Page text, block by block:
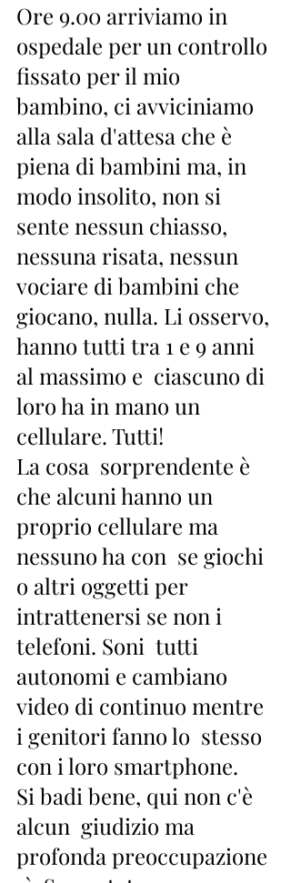
Ore 9.00 arriviamo in
ospedale per un controllo
fissato per il mio
bambino, ci avviciniamo
alla sala d'attesa che è
piena di bambini ma, in
modo insolito, non si
sente nessun chiasso,
nessuna risata, nessun
vociare di bambini che
giocano, nulla. Li osservo,
hanno tutti tra 1 e 9 anni
al massimo e  ciascuno di
loro ha in mano un
cellulare. Tutti!
La cosa  sorprendente è
che alcuni hanno un
proprio cellulare ma
nessuno ha con  se giochi
o altri oggetti per
intrattenersi se non i
telefoni. Soni  tutti
autonomi e cambiano
video di continuo mentre
i genitori fanno lo  stesso
con i loro smartphone.
Si badi bene, qui non c'è
alcun  giudizio ma
profonda preoccupazione